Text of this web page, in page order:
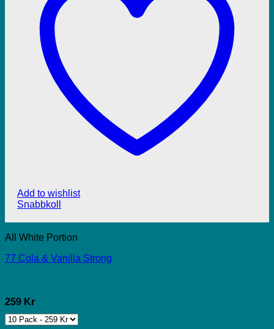
Add to wishlist
Snabbkoll
All White Portion
77 Cola & Vanilla Strong
259 Kr